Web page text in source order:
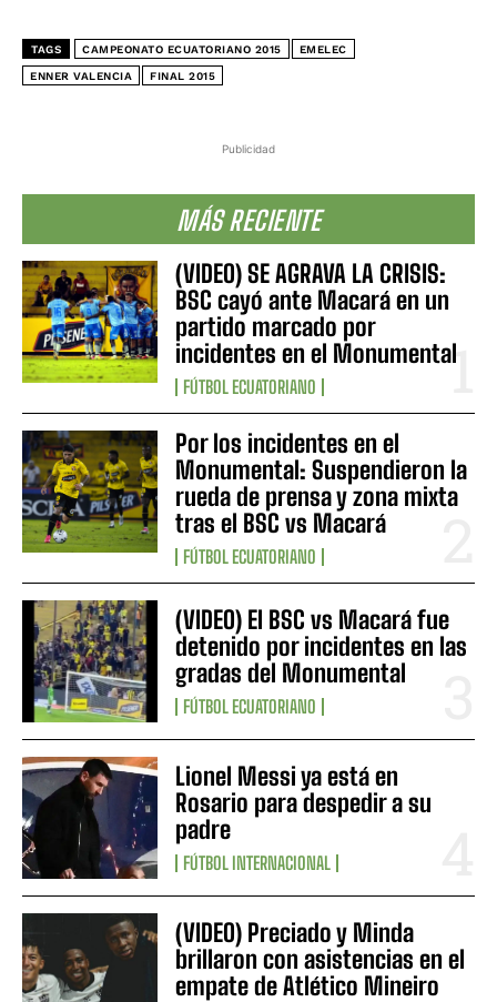
Publicidad
MÁS RECIENTE
(VIDEO) SE AGRAVA LA CRISIS:
BSC cayó ante Macará en un
partido marcado por
incidentes en el Monumental
FÚTBOL ECUATORIANO
Por los incidentes en el
Monumental: Suspendieron la
rueda de prensa y zona mixta
tras el BSC vs Macará
FÚTBOL ECUATORIANO
(VIDEO) El BSC vs Macará fue
detenido por incidentes en las
gradas del Monumental
FÚTBOL ECUATORIANO
Lionel Messi ya está en
Rosario para despedir a su
padre
FÚTBOL INTERNACIONAL
(VIDEO) Preciado y Minda
brillaron con asistencias en el
empate de Atlético Mineiro
TAGS CAMPEONATO ECUATORIANO 2015 EMELEC
ENNER VALENCIA FINAL 2015